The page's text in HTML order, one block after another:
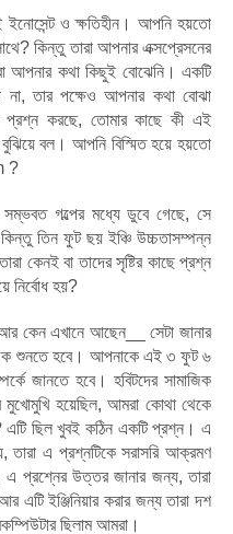
ও ক্ষতিহীন। আপনি হয়তো
কিন্তু তারা আপনার এক্সপ্রেসনের
আপনার কথা কিছুই বোঝেনি। একটি
তার পক্ষেও আপনার কথা বোঝা
প্রশ্ন করছে, তোমার কাছে কী এই
বল। আপনি বিস্মিত হয়ে হয়তো
?
গল্পের মধ্যে ডুবে গেছে, সে
তিন ফুট ছয় ইঞ্চি উচ্চতাসম্পন্ন
কেনই বা তাদের সৃষ্টির কাছে প্রশ্ন
নির্বোধ হয়?
কেন এখানে আছেন__ সেটা জানার
শুনতে হবে। আপনাকে এই ৩ ফুট ৬
জানতে হবে। হবিটদের সামাজিক
মুখোমুখি হয়েছিল, আমরা কোথা থেকে
এটি ছিল খুবই কঠিন একটি প্রশ্ন। এ
তারা এ প্রশ্নটিকে সরাসরি আক্রমণ
এ প্রশ্নের উত্তর জানার জন্য, তারা
এটি ইঞ্জিনিয়ার করার জন্য তারা দশ
ছিলাম আমরা।